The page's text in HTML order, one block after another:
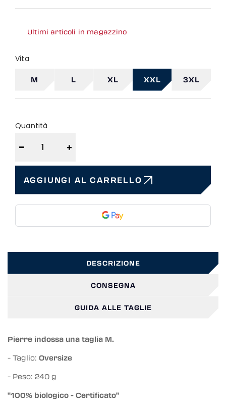
Ultimi articoli in magazzino
Vita
M L XL XXL 3XL
Quantità
− +
AGGIUNGI AL CARRELLO
DESCRIZIONE
CONSEGNA
GUIDA ALLE TAGLIE
Pierre indossa una taglia M.
- Taglio: Oversize
- Peso: 240 g
"100% biologico - Certificato"